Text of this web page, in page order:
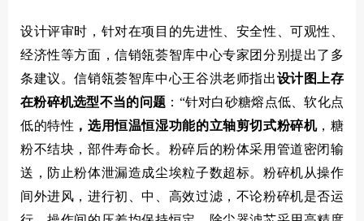
设计评审时，针对在项目的先进性、安全性、可观性、
经济性等方面，信销瓴荟智库中心专家团分别提出了多
条建议。信销瓴荟智库中心王谷洪老师指出设计图上存
在粉碎机选型不当的问题 ： “针对白砂糖熔点低、软化点
低的特性 ，选用恒温恒湿功能的立轴剪切式粉碎机，糖
粉不结块，部件寿命长。粉碎后的粉体采用管道密闭输
送，防止粉体泄漏造成尘埃粒子数超标。粉碎机从操作
间外进风，进行初、中、高效过滤，不论粉碎机是否运